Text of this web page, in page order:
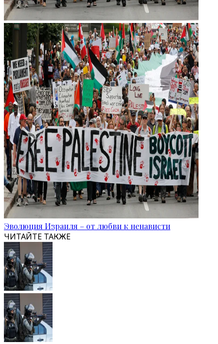
Эволюция Израиля – от любви к ненависти
ЧИТАЙТЕ ТАКЖЕ